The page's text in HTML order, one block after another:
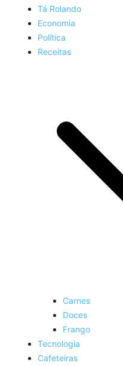
Tá Rolando
Economia
Política
Receitas
Carnes
Doces
Frango
Tecnologia
Cafeteiras